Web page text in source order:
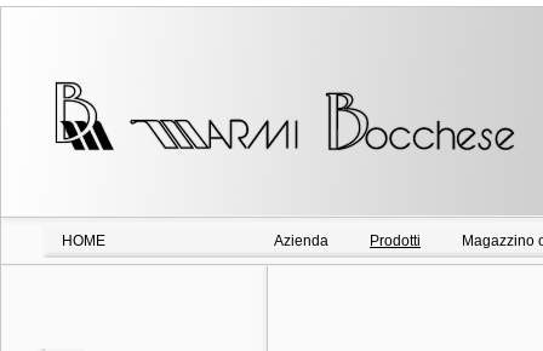
HOME Azienda Prodotti Magazzino